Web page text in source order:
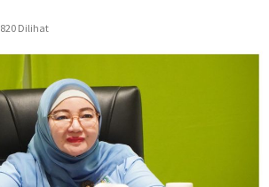
820 Dilihat